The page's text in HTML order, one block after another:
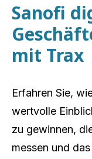
Sanofi
mit Trax
Erfahren Sie,
wertvolle
zu gewinnen,
messen und